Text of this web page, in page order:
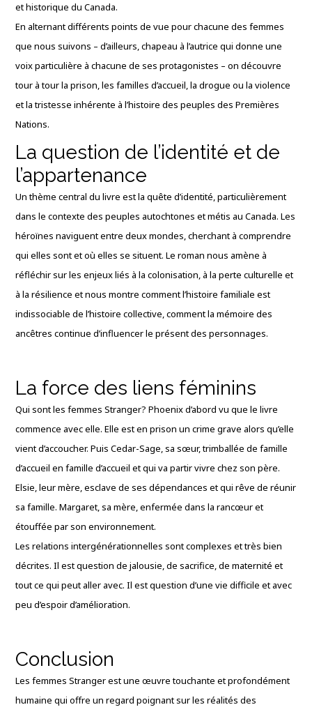
et historique du Canada.
En alternant différents points de vue pour chacune des femmes
que nous suivons – d’ailleurs, chapeau à l’autrice qui donne une
voix particulière à chacune de ses protagonistes – on découvre
tour à tour la prison, les familles d’accueil, la drogue ou la violence
et la tristesse inhérente à l’histoire des peuples des Premières
Nations.
La question de l’identité et de
l’appartenance
Un thème central du livre est la quête d’identité, particulièrement
dans le contexte des peuples autochtones et métis au Canada. Les
héroïnes naviguent entre deux mondes, cherchant à comprendre
qui elles sont et où elles se situent. Le roman nous amène à
réfléchir sur les enjeux liés à la colonisation, à la perte culturelle et
à la résilience et nous montre comment l’histoire familiale est
indissociable de l’histoire collective, comment la mémoire des
ancêtres continue d’influencer le présent des personnages.
La force des liens féminins
Qui sont les femmes Stranger? Phoenix d’abord vu que le livre
commence avec elle. Elle est en prison un crime grave alors qu’elle
vient d’accoucher. Puis Cedar-Sage, sa sœur, trimballée de famille
d’accueil en famille d’accueil et qui va partir vivre chez son père.
Elsie, leur mère, esclave de ses dépendances et qui rêve de réunir
sa famille. Margaret, sa mère, enfermée dans la rancœur et
étouffée par son environnement.
Les relations intergénérationnelles sont complexes et très bien
décrites. Il est question de jalousie, de sacrifice, de maternité et
tout ce qui peut aller avec. Il est question d’une vie difficile et avec
peu d’espoir d’amélioration.
Conclusion
Les femmes Stranger est une œuvre touchante et profondément
humaine qui offre un regard poignant sur les réalités des